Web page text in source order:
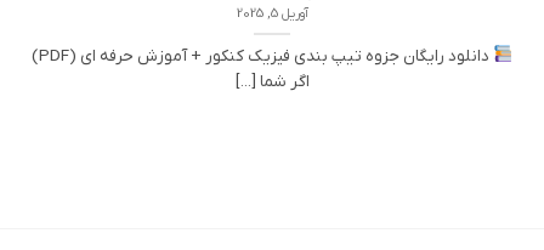
آوریل 5, 2025
دانلود رایگان جزوه تیپ بندی فیزیک کنکور + آموزش حرفه ای (PDF)
اگر شما [...]